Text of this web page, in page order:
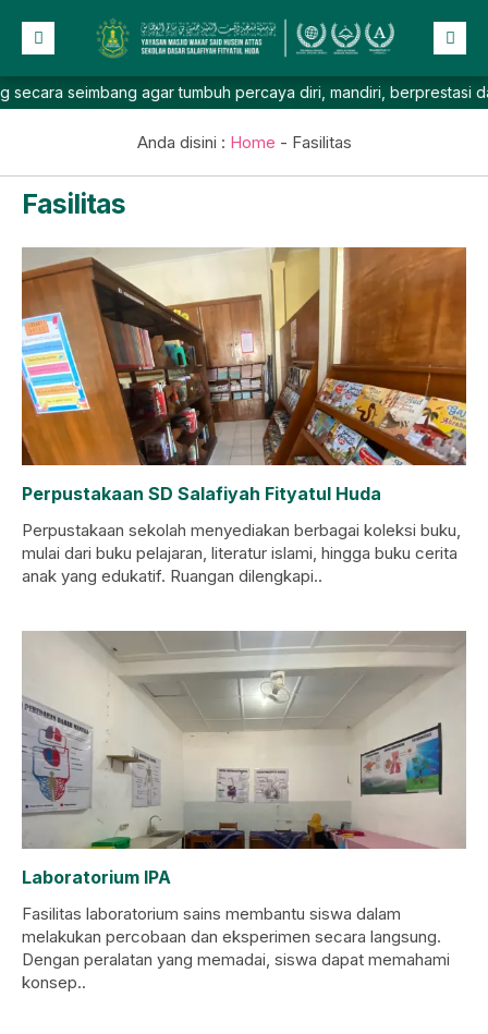
Beranda
Berita
Galeri
Lainnya
agar tumbuh percaya diri, mandiri, berprestasi dan
Anda disini : Home - Fasilitas
Fasilitas
Perpustakaan SD Salafiyah Fityatul Huda
Perpustakaan sekolah menyediakan berbagai koleksi buku,
mulai dari buku pelajaran, literatur islami, hingga buku cerita
anak yang edukatif. Ruangan dilengkapi..
Laboratorium IPA
Fasilitas laboratorium sains membantu siswa dalam
melakukan percobaan dan eksperimen secara langsung.
Dengan peralatan yang memadai, siswa dapat memahami
konsep..